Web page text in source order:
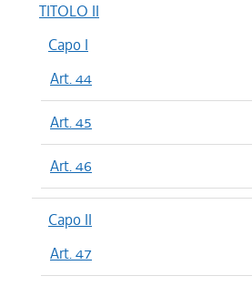
TITOLO II
Capo I
Art. 44
Art. 45
Art. 46
Capo II
Art. 47